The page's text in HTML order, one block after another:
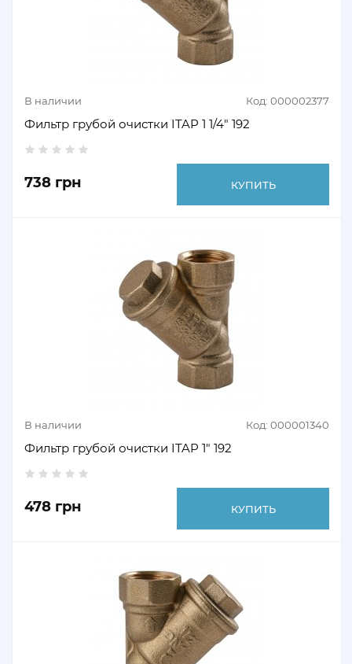
В наличии Код: 000002377
Фильтр грубой очистки ITAP 1 1/4" 192
738 грн КУПИТЬ
В наличии Код: 000001340
Фильтр грубой очистки ITAP 1" 192
478 грн КУПИТЬ